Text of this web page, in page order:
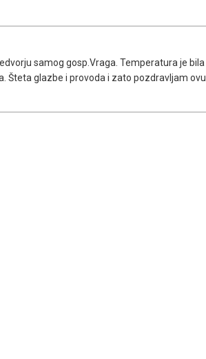
samog gosp.Vraga. Temperatura je bila
Šteta glazbe i provoda i zato pozdravljam ovu